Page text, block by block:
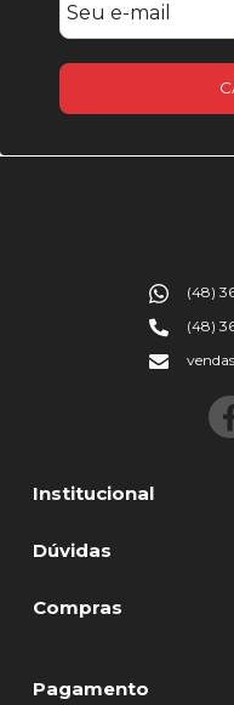
Institucional
Dúvidas
Compras
(48)
(48)
Pagamento